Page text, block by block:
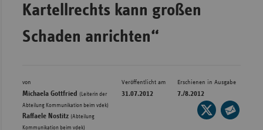
Kartellrechts kann großen
Schaden anrichten“
von
Michaela Gottfried (Leiterin der
Abteilung Kommunikation beim vdek),
Raffaele Nostitz (Abteilung
Kommunikation beim vdek)
Veröffentlicht am
31.07.2012
Erschienen in Ausgabe
7./8.2012
Seite
auf